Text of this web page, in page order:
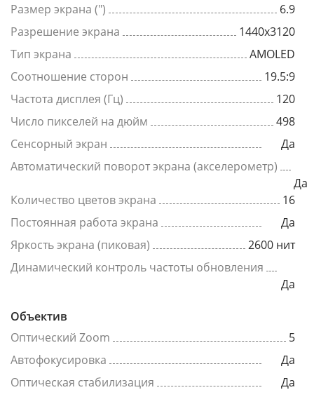
Размер экрана (")
6.9
Разрешение экрана
1440x3120
Тип экрана
AMOLED
Соотношение сторон
19.5:9
Частота дисплея (Гц)
120
Число пикселей на дюйм
498
Сенсорный экран
Да
Автоматический поворот экрана (акселерометр)
Да
Количество цветов экрана
16
Постоянная работа экрана
Да
Яркость экрана (пиковая)
2600 нит
Динамический контроль частоты обновления
Да
Объектив
Оптический Zoom
5
Автофокусировка
Да
Оптическая стабилизация
Да